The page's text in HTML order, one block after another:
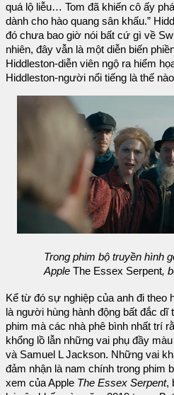
quá lộ liễu… Tom đã khiến cô ấy
dành cho hào quang sân khấu.”
đó chưa bao giờ nói bất cứ gì về
nhiên, đây vẫn là một diễn biến
Hiddleston-diễn viên ngộ ra hiểm
Hiddleston-người nổi tiếng là thế
Trong phim bộ truyền hình
Apple The Essex Serpent,
Kể từ đó sự nghiệp của anh đi theo
là người hùng hành động bất đắc dĩ
phim mà các nhà phê bình nhất trí
khổng lồ lẫn những vai phụ đầy
và Samuel L Jackson. Những vai
đảm nhận là nam chính trong phim
xem của Apple The Essex Serpent,